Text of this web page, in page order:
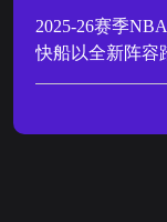
2025-26赛季
快船以全新阵容
龄33.2岁的“联
魔咒，向总冠军